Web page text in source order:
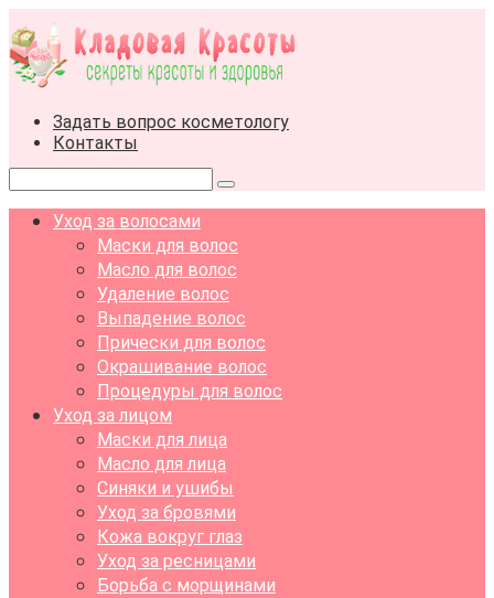
к
контенту
Задать вопрос косметологу
Контакты
Поиск:
Уход за волосами
Маски для волос
Масло для волос
Удаление волос
Выпадение волос
Прически для волос
Окрашивание волос
Процедуры для волос
Уход за лицом
Маски для лица
Масло для лица
Синяки и ушибы
Уход за бровями
Кожа вокруг глаз
Уход за ресницами
Борьба с морщинами